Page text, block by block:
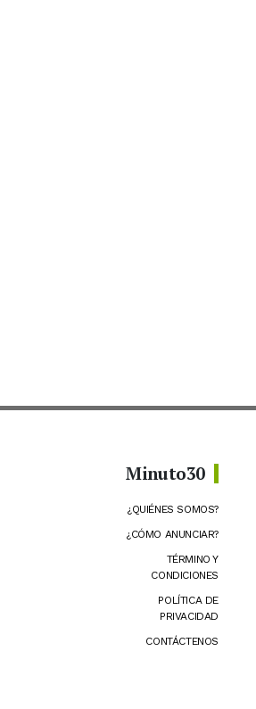
Minuto30
¿QUIÉNES SOMOS?
¿CÓMO ANUNCIAR?
TÉRMINO Y
CONDICIONES
POLÍTICA DE
PRIVACIDAD
CONTÁCTENOS